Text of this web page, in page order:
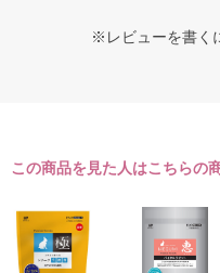
※レビューを書く
この商品を見た人はこちらの